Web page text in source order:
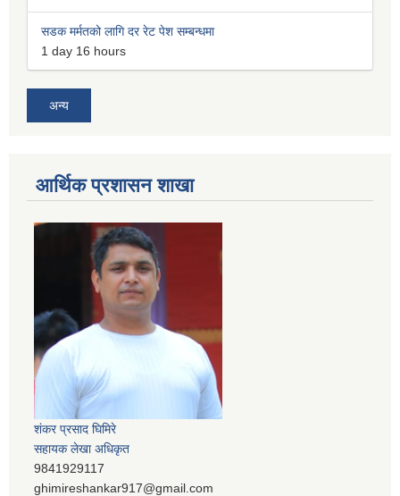
सडक मर्मतको लागि दर रेट पेश सम्बन्धमा
1 day 16 hours
अन्य
आर्थिक प्रशासन शाखा
शंकर प्रसाद घिमिरे
सहायक लेखा अधिकृत
9841929117
ghimireshankar917@gmail.com